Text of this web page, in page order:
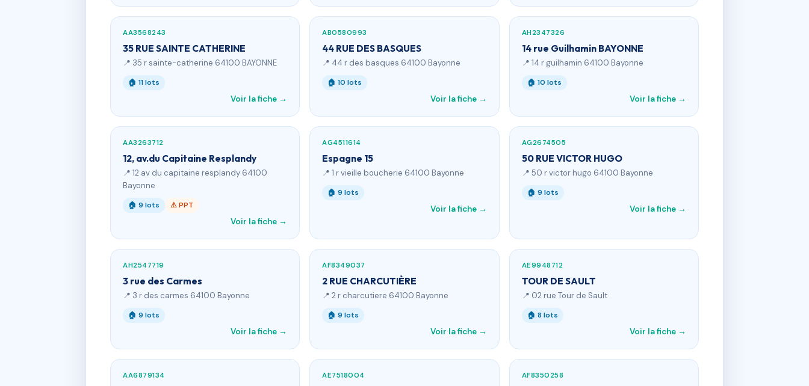
AA3568243
35 RUE SAINTE CATHERINE
📍 35 r sainte-catherine 64100 BAYONNE
🏠 11 lots
Voir la fiche →
AB0580993
44 RUE DES BASQUES
📍 44 r des basques 64100 Bayonne
🏠 10 lots
Voir la fiche →
AH2347326
14 rue Guilhamin BAYONNE
📍 14 r guilhamin 64100 Bayonne
🏠 10 lots
Voir la fiche →
AA3263712
12, av.du Capitaine Resplandy
📍 12 av du capitaine resplandy 64100
Bayonne
🏠 9 lots ⚠ PPT
Voir la fiche →
AG4511614
Espagne 15
📍 1 r vieille boucherie 64100 Bayonne
🏠 9 lots
Voir la fiche →
AG2674505
50 RUE VICTOR HUGO
📍 50 r victor hugo 64100 Bayonne
🏠 9 lots
Voir la fiche →
AH2547719
3 rue des Carmes
📍 3 r des carmes 64100 Bayonne
🏠 9 lots
Voir la fiche →
AF8349037
2 RUE CHARCUTIÈRE
📍 2 r charcutiere 64100 Bayonne
🏠 9 lots
Voir la fiche →
AE9948712
TOUR DE SAULT
📍 02 rue Tour de Sault
🏠 8 lots
Voir la fiche →
AA6879134 AE7518004 AF8350258